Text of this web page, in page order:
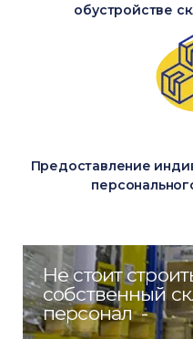
обустройстве
Предоставление
Не стоит
собственный
персонал -